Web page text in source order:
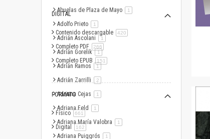
Abuelas de Plaza de Mayo 1
Adolfo Prieto 1
Adrián Ascolani 1 artículo
Adrián Gorelik 1artículo
Adrián Ramos 1artículo
Adrián Zarrilli 2artículo
Adriana Cejas 1
Adriana Feld 1
Adriana María Valobra 1
Adriana Puiggrós 1
DIGITAL
Contenido descargable 420
Completo PDF 266
Completo EPUB 151
FORMATO
Físico 661 artículo
Digital 162